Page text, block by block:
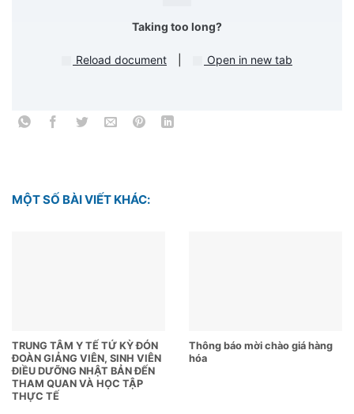
Taking too long?
Reload document Open in new tab
MỘT SỐ BÀI VIẾT KHÁC:
TRUNG TÂM Y TẾ TỨ KỲ ĐÓN
ĐOÀN GIẢNG VIÊN, SINH VIÊN
ĐIỀU DƯỠNG NHẬT BẢN ĐẾN
THAM QUAN VÀ HỌC TẬP
THỰC TẾ
Thông báo mời chào giá hàng
hóa